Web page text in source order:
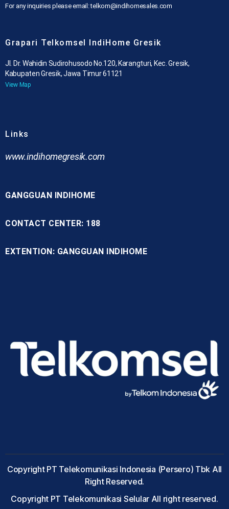
For any inquiries please email: telkom@indihomesales.com
Grapari Telkomsel IndiHome Gresik
Jl. Dr. Wahidin Sudirohusodo No.120, Karangturi, Kec. Gresik,
Kabupaten Gresik, Jawa Timur 61121
View Map
Links
www.indihomegresik.com
GANGGUAN INDIHOME
CONTACT CENTER: 188
EXTENTION: GANGGUAN INDIHOME
Copyright PT Telekomunikasi Indonesia (Persero) Tbk All
Right Reserved.
Copyright PT Telekomunikasi Selular All right reserved.